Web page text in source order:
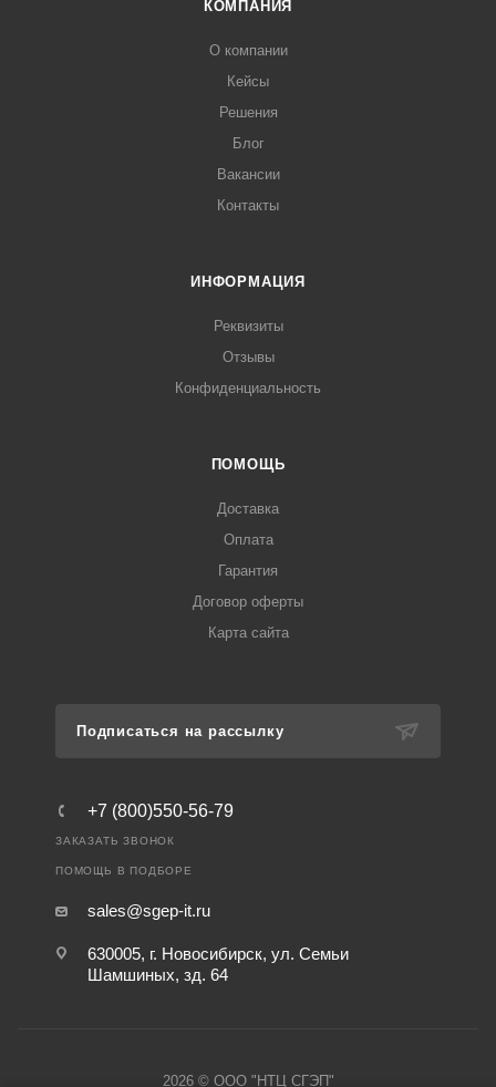
КОМПАНИЯ
О компании
Кейсы
Решения
Блог
Вакансии
Контакты
ИНФОРМАЦИЯ
Реквизиты
Отзывы
Конфиденциальность
ПОМОЩЬ
Доставка
Оплата
Гарантия
Договор оферты
Карта сайта
Подписаться на рассылку
+7 (800)550-56-79
ЗАКАЗАТЬ ЗВОНОК
ПОМОЩЬ В ПОДБОРЕ
sales@sgep-it.ru
630005, г. Новосибирск, ул. Семьи
Шамшиных, зд. 64
2026 © ООО "НТЦ СГЭП"